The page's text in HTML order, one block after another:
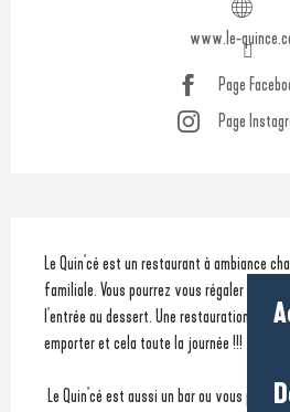
www.le-
Page
Page
Description
Le Quin'cé est un restaurant à ambiance
familiale. Vous pourrez vous régaler avec
l'entrée au dessert. Une restauration sur
emporter et cela toute la journée !!!
Le Quin'cé est aussi un bar ou vous